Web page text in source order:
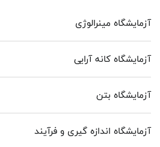
آزمایشگاه مینرالوژی
آزمایشگاه کانه آرایی
آزمایشگاه بتن
آزمایشگاه اندازه گیری و فرآیند